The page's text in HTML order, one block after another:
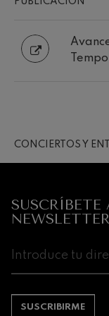
CONCIERTOS Y
SUSCRÍBETE
SUSCRIBIRME